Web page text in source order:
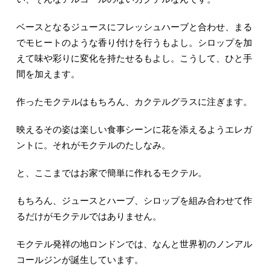
ベースとなるジュースにフレッシュハーブと合わせ、まる
でモヒートのような香り付けを行うもよし。シロップを加
えて味や彩りに変化を持たせるもよし。こうして、ひと手
間を加えます。
作ったモクテルはもちろん、カクテルグラスに注ぎます。
映えるその姿は楽しい食事シーンに花を添えるようエレガ
ントに。それがモクテルのたしなみ。
と、ここまではお家で簡単に作れるモクテル。
もちろん、ジュースとハーブ、シロップを組み合わせて作
るだけがモクテルではありません。
モクテル発祥の地ロンドンでは、なんと世界初のノンアル
コールジンが誕生しています。